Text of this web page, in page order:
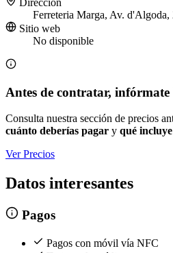
Dirección
Ferreteria Marga, Av.
Sitio web
No disponible
Antes de contratar, infórmate
Consulta nuestra sección de precios
cuánto deberías pagar y qué
Ver Precios
Datos interesantes
Pagos
Pagos con móvil vía NFC